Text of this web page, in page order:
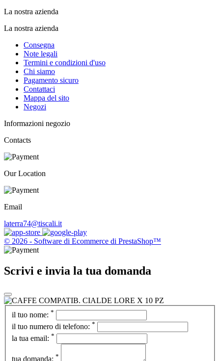
La nostra azienda
La nostra azienda
Consegna
Note legali
Termini e condizioni d'uso
Chi siamo
Pagamento sicuro
Contattaci
Mappa del sito
Negozi
Informazioni negozio
Contacts
Our Location
Email
laterra74@tiscali.it
© 2026 - Software di Ecommerce di PrestaShop™
Scrivi e invia la tua domanda
il tuo nome: *
il tuo numero di telefono: *
la tua email: *
tua domanda: *